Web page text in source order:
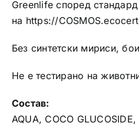
Greenlife според
на https://
Без синтетски мириси,
Не е тестирано на
Состав:
AQUA, COCO